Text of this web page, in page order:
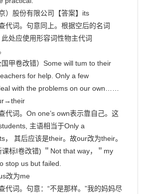
）股份有限公司【答案】its
代词。句意同上。根据空后的名词
处应使用形容词性物主代词
甲卷改错）Some will tum to their
for help. Only a few
with the problems on our own……
代词。On one’s own表示靠自己。这
主语相当于Only a
， 其后应该是their。故our改为their。
标I卷改错) ＂Not that way，＂my
stop us but failed.
改为me
代词。句意：“不是那样。”我的妈妈尽